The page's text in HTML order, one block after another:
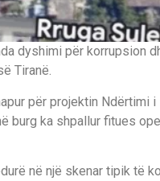
dyshimi për korrupsion
Tiranë.
për projektin Ndërtimi
burg ka shpallur fitues
në një skenar tipik të